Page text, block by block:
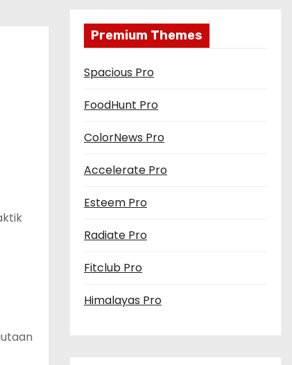
Premium Themes
Spacious Pro
FoodHunt Pro
ColorNews Pro
Accelerate Pro
Esteem Pro
Radiate Pro
Fitclub Pro
Himalayas Pro